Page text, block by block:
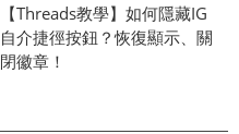
【Threads教學】如何隱藏IG
自介捷徑按鈕？恢復顯示、關
閉徽章！